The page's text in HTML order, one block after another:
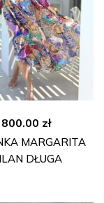
800.00 zł
MARGARITA
DŁUGA